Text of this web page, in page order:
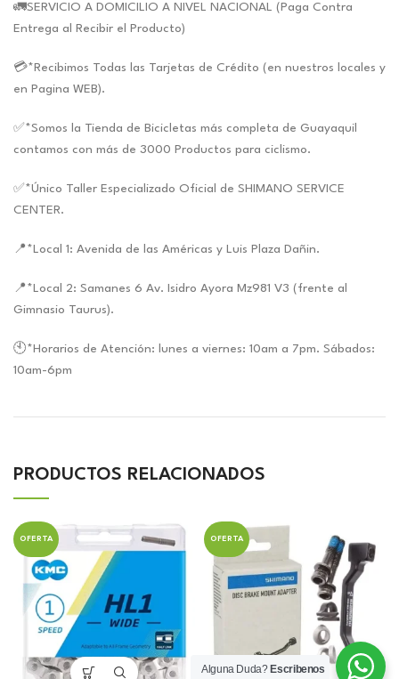
🚛SERVICIO A DOMICILIO A NIVEL NACIONAL (Paga Contra
Entrega al Recibir el Producto)
💳*Recibimos Todas las Tarjetas de Crédito (en nuestros locales y
en Pagina WEB).
✅*Somos la Tienda de Bicicletas más completa de Guayaquil
contamos con más de 3000 Productos para ciclismo.
✅*Único Taller Especializado Oficial de SHIMANO SERVICE
CENTER.
📍*Local 1: Avenida de las Américas y Luis Plaza Dañin.
📍*Local 2: Samanes 6 Av. Isidro Ayora Mz981 V3 (frente al
Gimnasio Taurus).
🕙*Horarios de Atención: lunes a viernes: 10am a 7pm. Sábados:
10am-6pm
PRODUCTOS RELACIONADOS
OFERTA OFERTA
Alguna Duda? Escribenos